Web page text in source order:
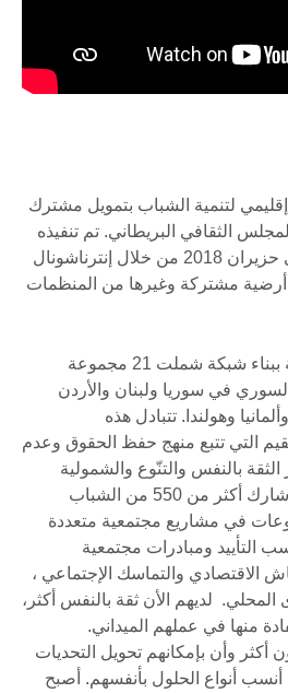
لتنمية الشباب بتمويل مشترك
الثقافي البريطاني. تم تنفيذه
من كانون الثاني 2016 إلى حزيران 2018 من خلال إنترناشونال
مشتركة وغيرها من المنظمات
قام مشروع أصوات فاعلة ببناء شبكة شملت 21 مجموعة
في سوريا ولبنان والأردن
وهولندا. تتبادل هذه
التي تتبع منهج حفظ الحقوق وعدم
الثقة بالنفس والتنّوع والشمولية
وإعطاء قيمة للاختلافات. شارك أكثر من 550 من الشباب
في مشاريع مجتمعية متعددة
التأييد ومبادرات مجتمعية
الاقتصادي والتماسك الإجتماعي ،
المحلي. لديهم الأن ثقة بالنفس أكثر،
منها في عملهم الميداني.
أكثر وأن بإمكانهم تحويل التحديات
أنواع الحلول بأنفسهم. أصبح